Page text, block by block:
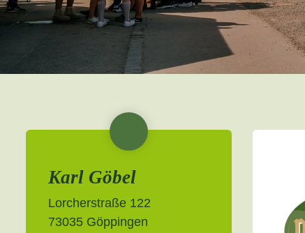
Karl Göbel
Lorcherstraße 122
73035 Göppingen